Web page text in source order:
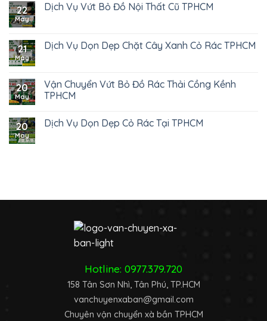
22
May
Dịch Vụ Vứt Bỏ Đồ Nội Thất Cũ TPHCM
21
May
Dịch Vụ Dọn Dẹp Chặt Cây Xanh Cỏ Rác TPHCM
20
May
Vận Chuyển Vứt Bỏ Đồ Rác Thải Cồng Kềnh
TPHCM
20
May
Dịch Vụ Dọn Dẹp Cỏ Rác Tại TPHCM
Hotline: 0977.379.720
158 Tân Sơn Nhì, Tân Phú, TP.HCM
vanchuyenxaban@gmail.com
Chuyên vận chuyển xà bần TPHCM